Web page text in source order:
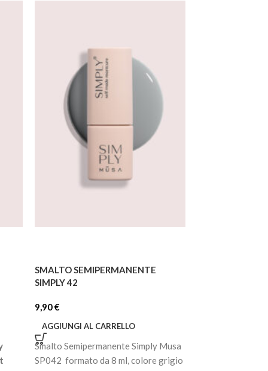
SMALTO SEMIPERMANENTE
SIMPLY 42
9,90€
AGGIUNGI AL CARRELLO
Smalto Semipermanente Simply Musa
SP042 formato da 8 ml, colore grigio